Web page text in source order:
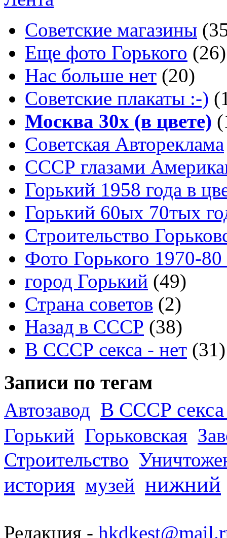
Советские магазины
Еще фото Горького (26)
Нас больше нет (20)
Советские плакаты :-)
Москва 30x (в цвете)
Советская Автореклама
СССР глазами
Горький 1958 года в
Горький 60ых 70тых
Строительство
Фото Горького 1970-80
город Горький (49)
Страна советов (2)
Назад в СССР (38)
В СССР секса - нет (31)
Записи по тегам
Автозавод В СССР секса
Горький Горьковская
Строительство
история музей нижний
Редакция -